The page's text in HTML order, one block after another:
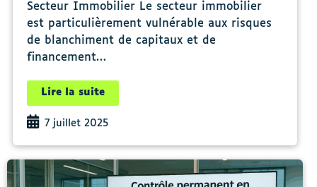
Secteur Immobilier Le secteur immobilier
est particulièrement vulnérable aux risques
de blanchiment de capitaux et de
financement…
Lire la suite
7 juillet 2025